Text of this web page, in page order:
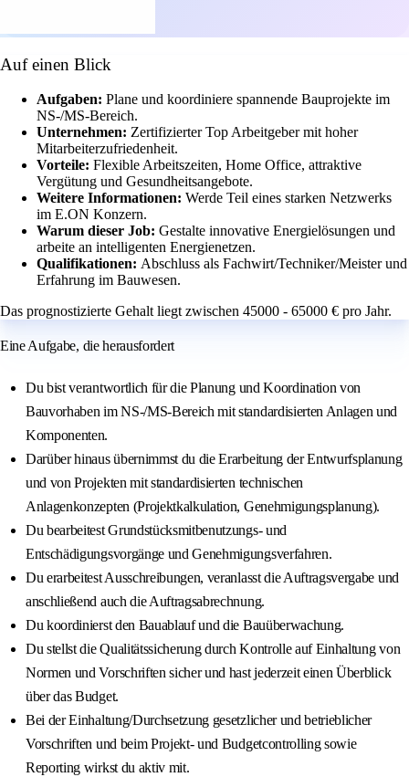
Auf einen Blick
Aufgaben: Plane und koordiniere spannende Bauprojekte im
NS-/MS-Bereich.
Unternehmen: Zertifizierter Top Arbeitgeber mit hoher
Mitarbeiterzufriedenheit.
Vorteile: Flexible Arbeitszeiten, Home Office, attraktive
Vergütung und Gesundheitsangebote.
Weitere Informationen: Werde Teil eines starken Netzwerks
im E.ON Konzern.
Warum dieser Job: Gestalte innovative Energielösungen und
arbeite an intelligenten Energienetzen.
Qualifikationen: Abschluss als Fachwirt/Techniker/Meister und
Erfahrung im Bauwesen.
Das prognostizierte Gehalt liegt zwischen 45000 - 65000 € pro Jahr.
Eine Aufgabe, die herausfordert
Du bist verantwortlich für die Planung und Koordination von
Bauvorhaben im NS-/MS-Bereich mit standardisierten Anlagen und
Komponenten.
Darüber hinaus übernimmst du die Erarbeitung der Entwurfsplanung
und von Projekten mit standardisierten technischen
Anlagenkonzepten (Projektkalkulation, Genehmigungsplanung).
Du bearbeitest Grundstücksmitbenutzungs- und
Entschädigungsvorgänge und Genehmigungsverfahren.
Du erarbeitest Ausschreibungen, veranlasst die Auftragsvergabe und
anschließend auch die Auftragsabrechnung.
Du koordinierst den Bauablauf und die Bauüberwachung.
Du stellst die Qualitätssicherung durch Kontrolle auf Einhaltung von
Normen und Vorschriften sicher und hast jederzeit einen Überblick
über das Budget.
Bei der Einhaltung/Durchsetzung gesetzlicher und betrieblicher
Vorschriften und beim Projekt- und Budgetcontrolling sowie
Reporting wirkst du aktiv mit.